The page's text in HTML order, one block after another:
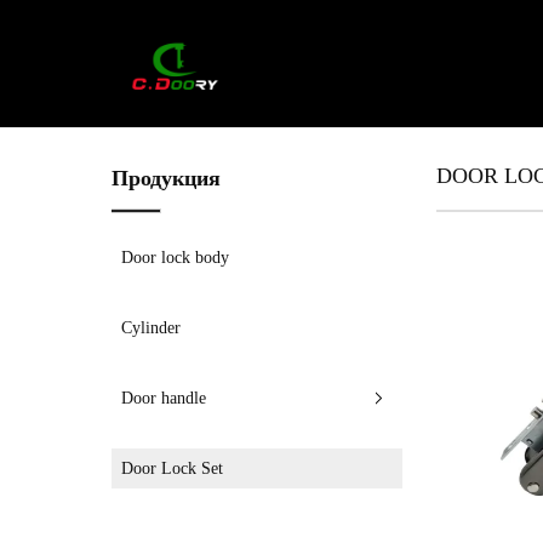
Продукция
Door lock body
Cylinder
Door handle
Door Lock Set
DOOR